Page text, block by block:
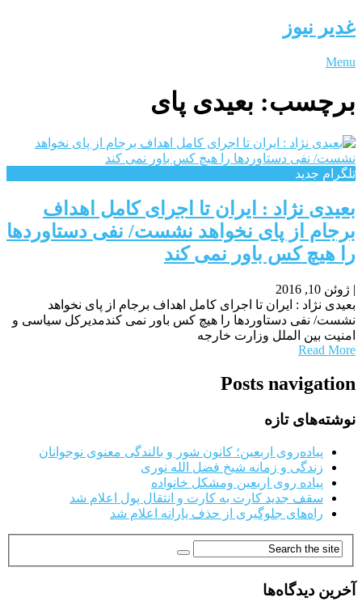
غدیر نیوز
Menu
برچسب: بعیدی پای
تلگرام جدید
بعیدی نژاد : ایران تا اجرای کامل اهداف
برجام از پای نخواهد نشست/ نفی دستاوردها
را هیچ کس باور نمی کند
| ژوئن 10, 2016
بعیدی نژاد : ایران تا اجرای کامل اهداف برجام از پای نخواهد
نشست/ نفی دستاوردها را هیچ کس باور نمی کندمدیرکل سیاسی و
امنیت بین الملل وزارت خارجه
Read More
Posts navigation
نوشته‌های تازه
پیاده‌روی اربعین؛ کانون شور و بالندگی معنوی نوجوانان
زندگی و زمانه شیخ فضل الله نوری
پیاده روی اربعین ومشکل خانواده
سقف جدید کارت به کارت و انتقال پول اعلام شد
راه‌های جلوگیری از حذف یارانه اعلام شد
آخرین دیدگاه‌ها